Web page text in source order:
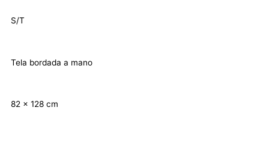
S/T
Tela bordada a mano
82 x 128 cm